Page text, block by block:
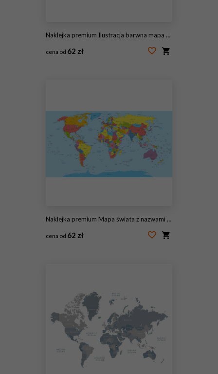
Naklejka premium Ilustracja barwna mapa świata
cena od 62 zł
Naklejka premium Mapa świata z nazwami krajów, krajów i miast
cena od 62 zł